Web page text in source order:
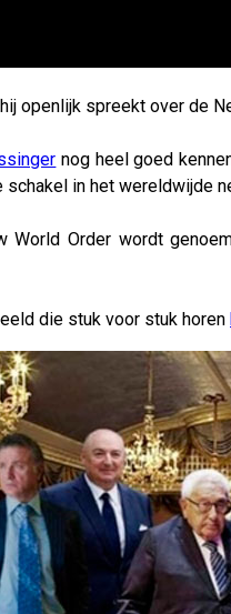
openlijk spreekt over de
nog heel goed
in het wereldwijde
World Order wordt
die stuk voor stuk horen